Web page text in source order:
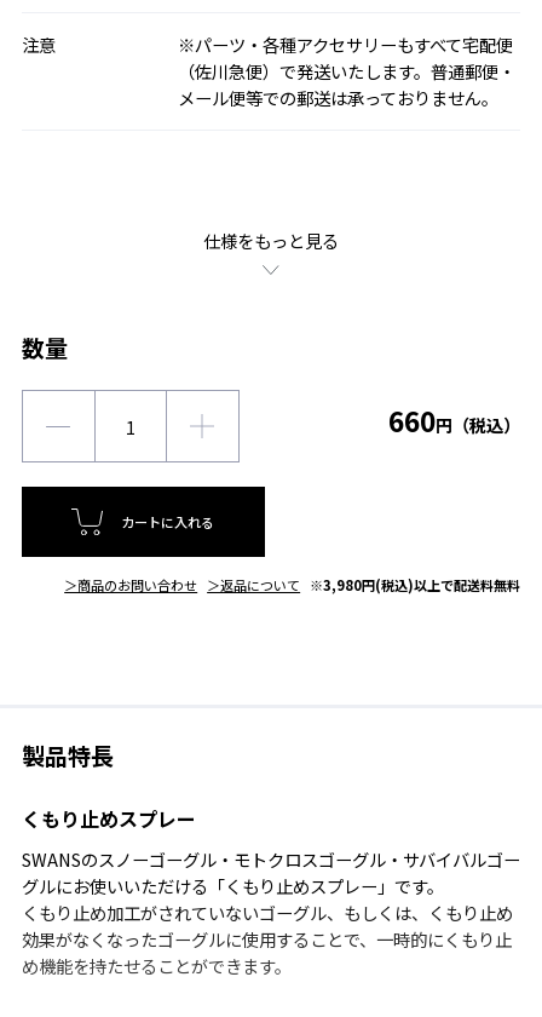
注意
※パーツ・各種アクセサリーもすべて宅配便
（佐川急便）で発送いたします。普通郵便・
メール便等での郵送は承っておりません。
仕様をもっと見る
数量
660円（税込）
カートに入れる
＞商品のお問い合わせ ＞返品について ※3,980円(税込)以上で配送料無料
製品特長
くもり止めスプレー
SWANSのスノーゴーグル・モトクロスゴーグル・サバイバルゴー
グルにお使いいただける「くもり止めスプレー」です。
くもり止め加工がされていないゴーグル、もしくは、くもり止め
効果がなくなったゴーグルに使用することで、一時的にくもり止
め機能を持たせることができます。